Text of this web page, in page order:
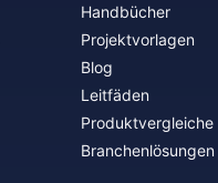
Handbücher
Projektvorlagen
Blog
Leitfäden
Produktvergleiche
Branchenlösungen